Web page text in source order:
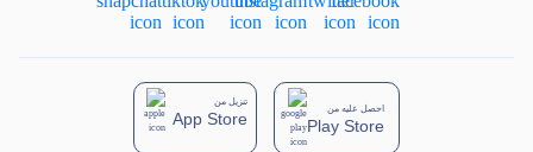
تنزيل من
App Store
احصل عليه من
Play Store